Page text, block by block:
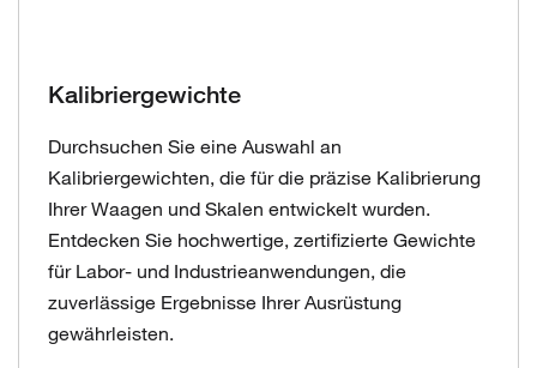
Kalibriergewichte
Durchsuchen Sie eine Auswahl an
Kalibriergewichten, die für die präzise Kalibrierung
Ihrer Waagen und Skalen entwickelt wurden.
Entdecken Sie hochwertige, zertifizierte Gewichte
für Labor- und Industrieanwendungen, die
zuverlässige Ergebnisse Ihrer Ausrüstung
gewährleisten.